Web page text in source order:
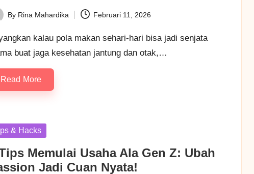
By Rina Mahardika Februari 11, 2026
kalau pola makan sehari-hari bisa jadi senjata
buat jaga kesehatan jantung dan otak,…
Read More
& Hacks
Memulai Usaha Ala Gen Z: Ubah
Jadi Cuan Nyata!